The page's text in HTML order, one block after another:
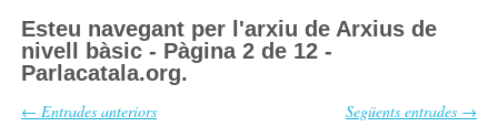
Esteu navegant per l'arxiu de Arxius de
nivell bàsic - Pàgina 2 de 12 -
Parlacatala.org.
← Entrades anteriors Següents entrades →